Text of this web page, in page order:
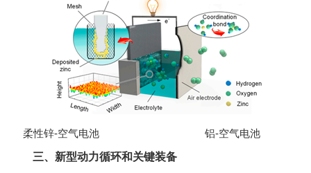
柔性锌-空气电池 铝-空气电池
三、新型动力循环和关键装备